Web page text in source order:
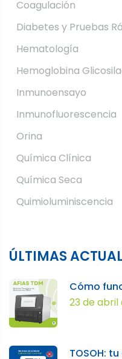
Coagulación
Diabetes y Pruebas
Hematología
Hemoglobina
Inmunoensayo
Inmunofluorescencia
Orina
Química Clínica
Química Seca
Quimioluminiscencia
ÚLTIMAS
Cómo
23 de abril
TOSOH: